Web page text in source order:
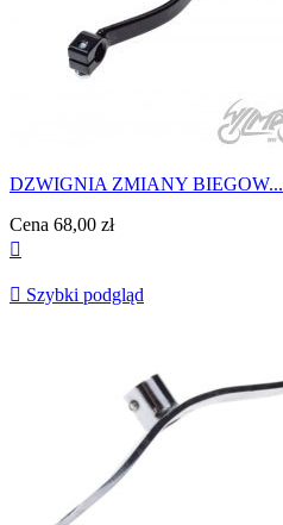
DZWIGNIA ZMIANY BIEGOW...
Cena 68,00 zł

 Szybki podgląd